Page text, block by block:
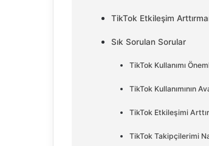
TikTok Etkileşim
Sık Sorulan Sorular
TikTok Kullanımı
TikTok Kullanımının
TikTok Etkileşimi
TikTok Takipçilerimi